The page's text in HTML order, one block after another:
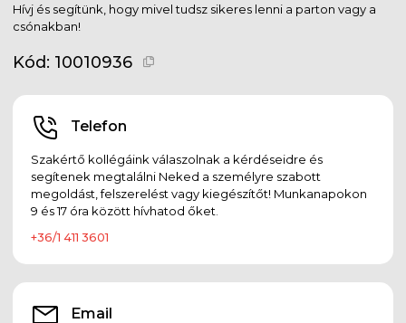
Hívj és segítünk, hogy mivel tudsz sikeres lenni a parton vagy a
csónakban!
Kód: 10010936
Telefon
Szakértő kollégáink válaszolnak a kérdéseidre és
segítenek megtalálni Neked a személyre szabott
megoldást, felszerelést vagy kiegészítőt! Munkanapokon
9 és 17 óra között hívhatod őket.
+36/1 411 3601
Email